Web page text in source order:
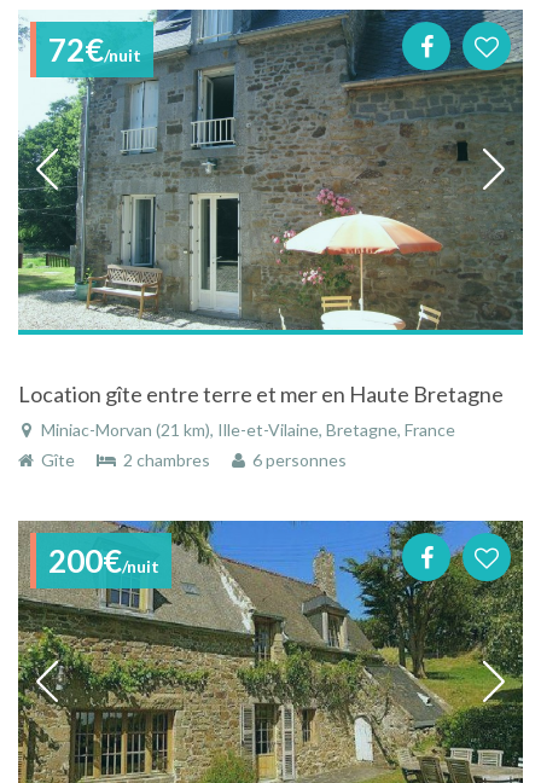
72€/nuit
Location gîte entre terre et mer en Haute Bretagne
Miniac-Morvan (21 km), Ille-et-Vilaine, Bretagne, France
Gîte
2 chambres 6 personnes
200€/nuit